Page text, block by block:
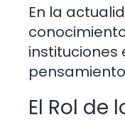
En la
instituciones
El Rol de